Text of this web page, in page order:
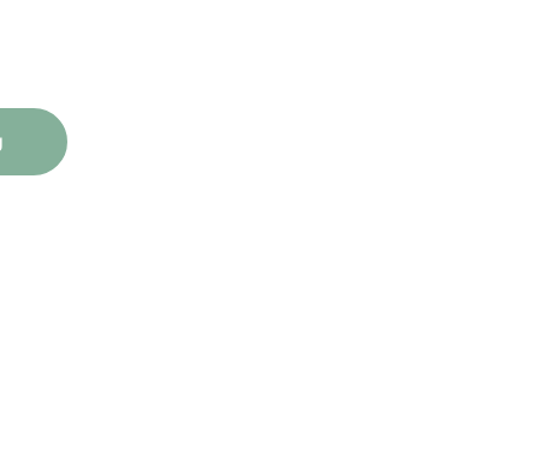
mängd